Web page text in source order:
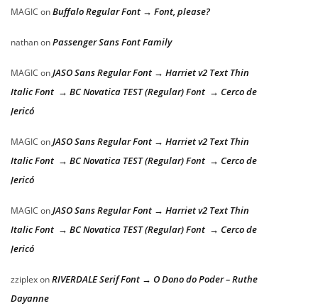
MAGIC onBuffalo Regular Font → Font, please?
nathanonPassenger Sans Font Family
MAGIC onJASO Sans Regular Font → Harriet v2 Text Thin
Italic Font → BC Novatica TEST (Regular) Font → Cerco de
Jericó
MAGIC onJASO Sans Regular Font → Harriet v2 Text Thin
Italic Font → BC Novatica TEST (Regular) Font → Cerco de
Jericó
MAGIC onJASO Sans Regular Font → Harriet v2 Text Thin
Italic Font → BC Novatica TEST (Regular) Font → Cerco de
Jericó
zziplexonRIVERDALE Serif Font → O Dono do Poder – Ruthe
Dayanne